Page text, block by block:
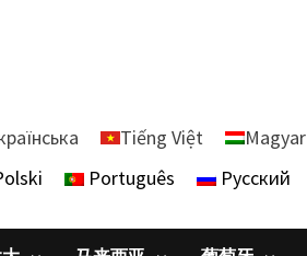
Tiếng Việt Magyar
Português Русский